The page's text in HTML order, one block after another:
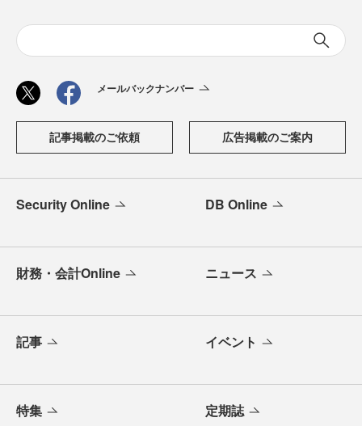
メールバックナンバー
記事掲載のご依頼 広告掲載のご案内
Security Online DB Online
財務・会計Online ニュース
記事 イベント
特集 定期誌